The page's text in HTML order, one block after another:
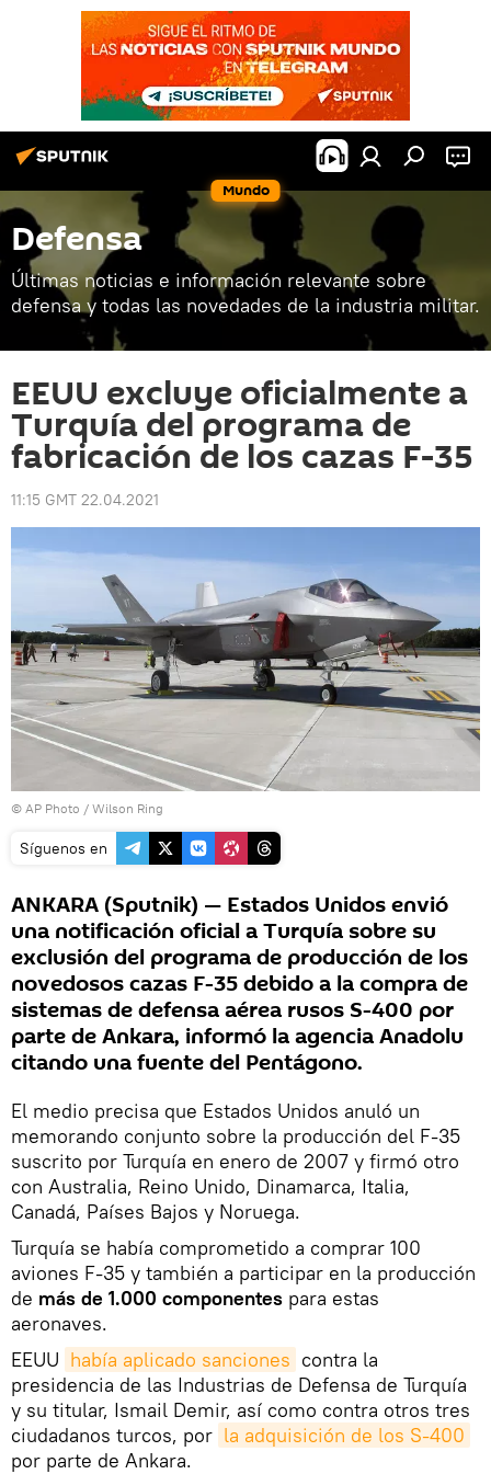
Mundo
Defensa
Últimas noticias e información relevante sobre
defensa y todas las novedades de la industria militar.
EEUU excluye oficialmente a
Turquía del programa de
fabricación de los cazas F-35
11:15 GMT 22.04.2021
© AP Photo / Wilson Ring
Síguenos en
ANKARA (Sputnik) — Estados Unidos envió
una notificación oficial a Turquía sobre su
exclusión del programa de producción de los
novedosos cazas F-35 debido a la compra de
sistemas de defensa aérea rusos S-400 por
parte de Ankara, informó la agencia Anadolu
citando una fuente del Pentágono.
El medio precisa que Estados Unidos anuló un
memorando conjunto sobre la producción del F-35
suscrito por Turquía en enero de 2007 y firmó otro
con Australia, Reino Unido, Dinamarca, Italia,
Canadá, Países Bajos y Noruega.
Turquía se había comprometido a comprar 100
aviones F-35 y también a participar en la producción
de más de 1.000 componentes para estas
aeronaves.
EEUU había aplicado sanciones contra la
presidencia de las Industrias de Defensa de Turquía
y su titular, Ismail Demir, así como contra otros tres
ciudadanos turcos, por la adquisición de los S-400
por parte de Ankara.